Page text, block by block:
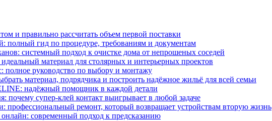
и правильно рассчитать объем первой поставки
полный гид по процедуре, требованиям и документам
системный подход к очистке дома от непрошеных соседей
материал для столярных и интерьерных проектов
руководство по выбору и монтажу
материал, подрядчика и построить надёжное жильё для всей семьи
надёжный помощник в каждой детали
почему супер‑клей контакт выигрывает в любой задаче
профессиональный ремонт, который возвращает устройствам вторую жизнь
современный подход к предсказанию